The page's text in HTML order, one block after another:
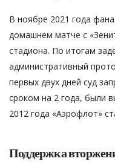
В ноябре 2021 года
домашнем матче с
стадиона. По итогам
административный
первых двух дней суд
сроком на 2 года, были
2012 года «Аэрофлот»
Поддержка